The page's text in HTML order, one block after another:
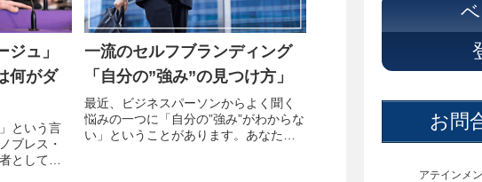
ジュ」
何がダ
という言
ブレス・
として備
一流のセルフブランディング
「自分の”強み”の見つけ方」
最近、ビジネスパーソンからよく聞く
悩みの一つに「自分の”強み”がわからな
い」ということがあります。あなたも
お問
アテインメ